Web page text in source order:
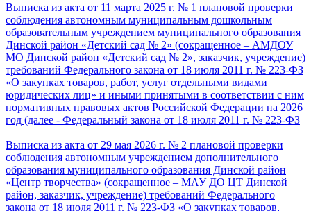
Выписка из акта от 11 марта 2025 г. № 1 плановой проверки
соблюдения автономным муниципальным дошкольным
образовательным учреждением муниципального образования
Динской район «Детский сад № 2» (сокращенное – АМДОУ
МО Динской район «Детский сад № 2», заказчик, учреждение)
требований Федерального закона от 18 июля 2011 г. № 223-ФЗ
«О закупках товаров, работ, услуг отдельными видами
юридических лиц» и иными принятыми в соответствии с ним
нормативных правовых актов Российской Федерации на 2026
год (далее - Федеральный закона от 18 июля 2011 г. № 223-ФЗ
Выписка из акта от 29 мая 2026 г. № 2 плановой проверки
соблюдения автономным учреждением дополнительного
образования муниципального образования Динской район
«Центр творчества» (сокращенное – МАУ ДО ЦТ Динской
район, заказчик, учреждение) требований Федерального
закона от 18 июля 2011 г. № 223-ФЗ «О закупках товаров,